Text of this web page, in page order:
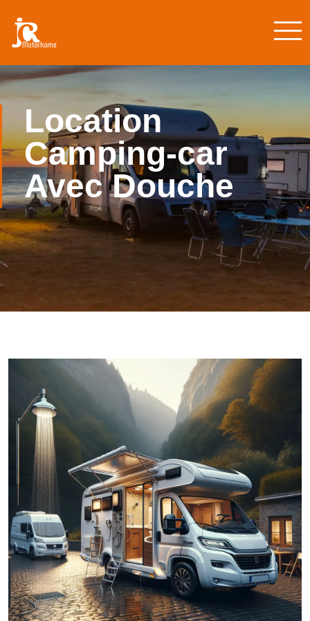
Location
Camping-car
Avec Douche